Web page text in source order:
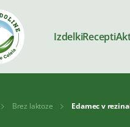
IzdelkiRecepti
Brez laktoze Edamec v